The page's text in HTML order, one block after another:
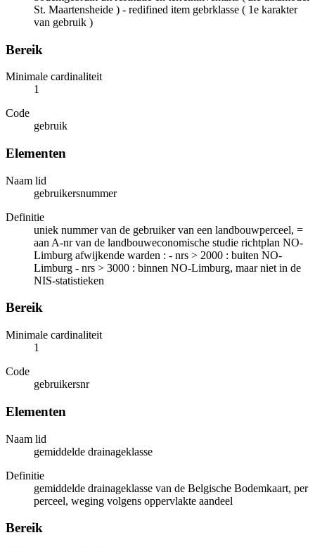
St. Maartensheide ) - redifined item gebrklasse ( 1e karakter
van gebruik )
Bereik
Minimale cardinaliteit
1
Code
gebruik
Elementen
Naam lid
gebruikersnummer
Definitie
uniek nummer van de gebruiker van een landbouwperceel, =
aan A-nr van de landbouweconomische studie richtplan NO-
Limburg afwijkende warden : - nrs > 2000 : buiten NO-
Limburg - nrs > 3000 : binnen NO-Limburg, maar niet in de
NIS-statistieken
Bereik
Minimale cardinaliteit
1
Code
gebruikersnr
Elementen
Naam lid
gemiddelde drainageklasse
Definitie
gemiddelde drainageklasse van de Belgische Bodemkaart, per
perceel, weging volgens oppervlakte aandeel
Bereik